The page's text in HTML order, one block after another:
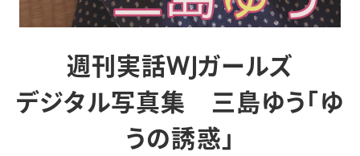
週刊実話WJガールズ
デジタル写真集 三島ゆう「ゆ
うの誘惑」